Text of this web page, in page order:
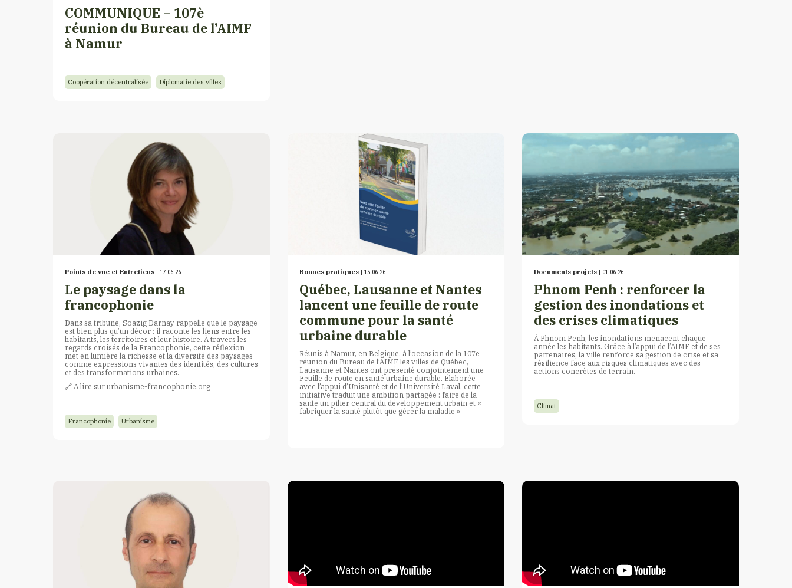
COMMUNIQUE – 107è
réunion du Bureau de l’AIMF
à Namur
Coopération décentralisée Diplomatie des villes
Points de vue et Entretiens | 17.06.26
Le paysage dans la
francophonie
Dans sa tribune, Soazig Darnay rappelle que le paysage
est bien plus qu’un décor : il raconte les liens entre les
habitants, les territoires et leur histoire. À travers les
regards croisés de la Francophonie, cette réflexion
met en lumière la richesse et la diversité des paysages
comme expressions vivantes des identités, des cultures
et des transformations urbaines.
🔗​ A lire sur urbanisme-francophonie.org
Francophonie Urbanisme
Bonnes pratiques | 15.06.26
Québec, Lausanne et Nantes
lancent une feuille de route
commune pour la santé
urbaine durable
Réunis à Namur, en Belgique, à l’occasion de la 107e
réunion du Bureau de l’AIMF les villes de Québec,
Lausanne et Nantes ont présenté conjointement une
Feuille de route en santé urbaine durable. Élaborée
avec l’appui d’Unisanté et de l’Université Laval, cette
initiative traduit une ambition partagée : faire de la
santé un pilier central du développement urbain et «
fabriquer la santé plutôt que gérer la maladie »
Documents projets | 01.06.26
Phnom Penh : renforcer la
gestion des inondations et
des crises climatiques
À Phnom Penh, les inondations menacent chaque
année les habitants. Grâce à l’appui de l’AIMF et de ses
partenaires, la ville renforce sa gestion de crise et sa
résilience face aux risques climatiques avec des
actions concrètes de terrain.
Climat